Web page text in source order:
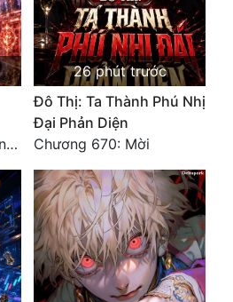
Chương 2340: Số Lượng Bất Túc!
26 phút trước
Đô Thị: Ta Thành Phú Nhị
Đại Phản Diện
Chương 670: Mời